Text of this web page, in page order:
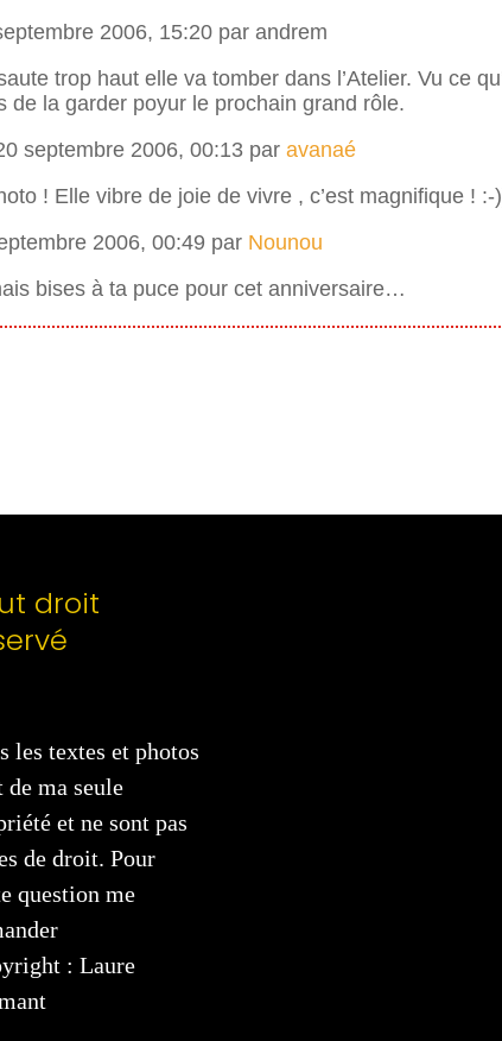
2006, 15:20 par andrem
trop haut elle va tomber dans l’Atelier. Vu ce
de la garder poyur le prochain grand rôle.
septembre 2006, 00:13 paravanaé
! Elle vibre de joie de vivre , c’est magnifique ! :-
2006, 00:49 par Nounou
bises à ta puce pour cet anniversaire…
droit
les textes et photos
de ma seule
et ne sont pas
de droit. Pour
question me
: Laure